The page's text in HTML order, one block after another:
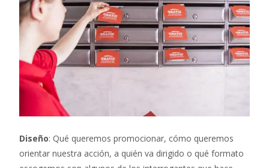
Diseño: Qué queremos promocionar, cómo queremos
orientar nuestra acción, a quién va dirigido o qué formato